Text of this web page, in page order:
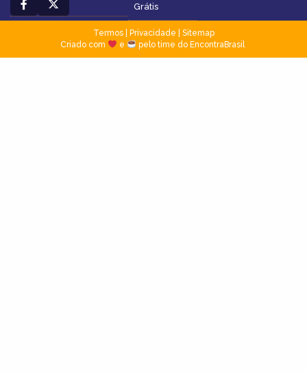
Grátis
Termos| Privacidade
Sitemap
Criado com
e pelo time do EncontraBrasil